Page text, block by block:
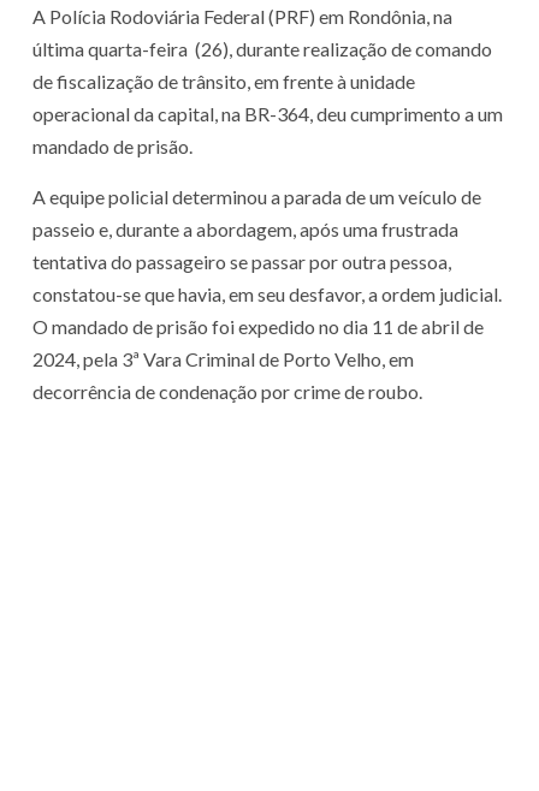
A Polícia Rodoviária Federal (PRF) em Rondônia, na
última quarta-feira (26), durante realização de comando
de fiscalização de trânsito, em frente à unidade
operacional da capital, na BR-364, deu cumprimento a um
mandado de prisão.
A equipe policial determinou a parada de um veículo de
passeio e, durante a abordagem, após uma frustrada
tentativa do passageiro se passar por outra pessoa,
constatou-se que havia, em seu desfavor, a ordem judicial.
O mandado de prisão foi expedido no dia 11 de abril de
2024, pela 3ª Vara Criminal de Porto Velho, em
decorrência de condenação por crime de roubo.